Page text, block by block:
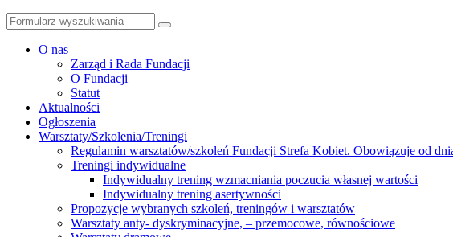
Szukaj
O nas
Zarząd i Rada Fundacji
O Fundacji
Statut
Aktualności
Ogłoszenia
Warsztaty/Szkolenia/Treningi
Regulamin warsztatów/szkoleń Fundacji Strefa Kobiet. Obowiązuje od
Treningi indywidualne
Indywidualny trening wzmacniania poczucia własnej wartości
Indywidualny trening asertywności
Propozycje wybranych szkoleń, treningów i warsztatów
Warsztaty anty- dyskryminacyjne, – przemocowe, równościowe